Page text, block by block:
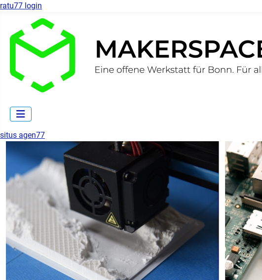
ratu77 login
situs agen77